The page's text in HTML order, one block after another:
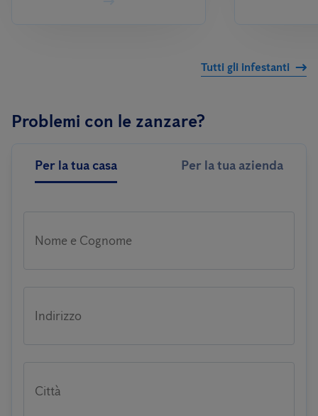
Tutti gli infestanti
Problemi con le zanzare?
Per la tua casa Per la tua azienda
Nome e Cognome
Indirizzo
Città